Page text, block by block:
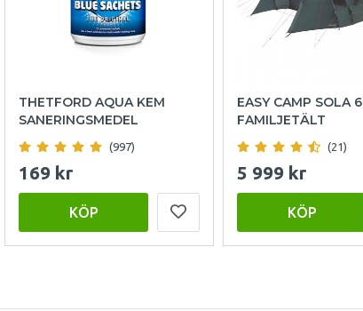
THETFORD AQUA KEM
SANERINGSMEDEL
(997)
169 kr
KÖP
EASY CAMP SOLA 6
FAMILJETÄLT
(21)
5 999 kr
KÖP